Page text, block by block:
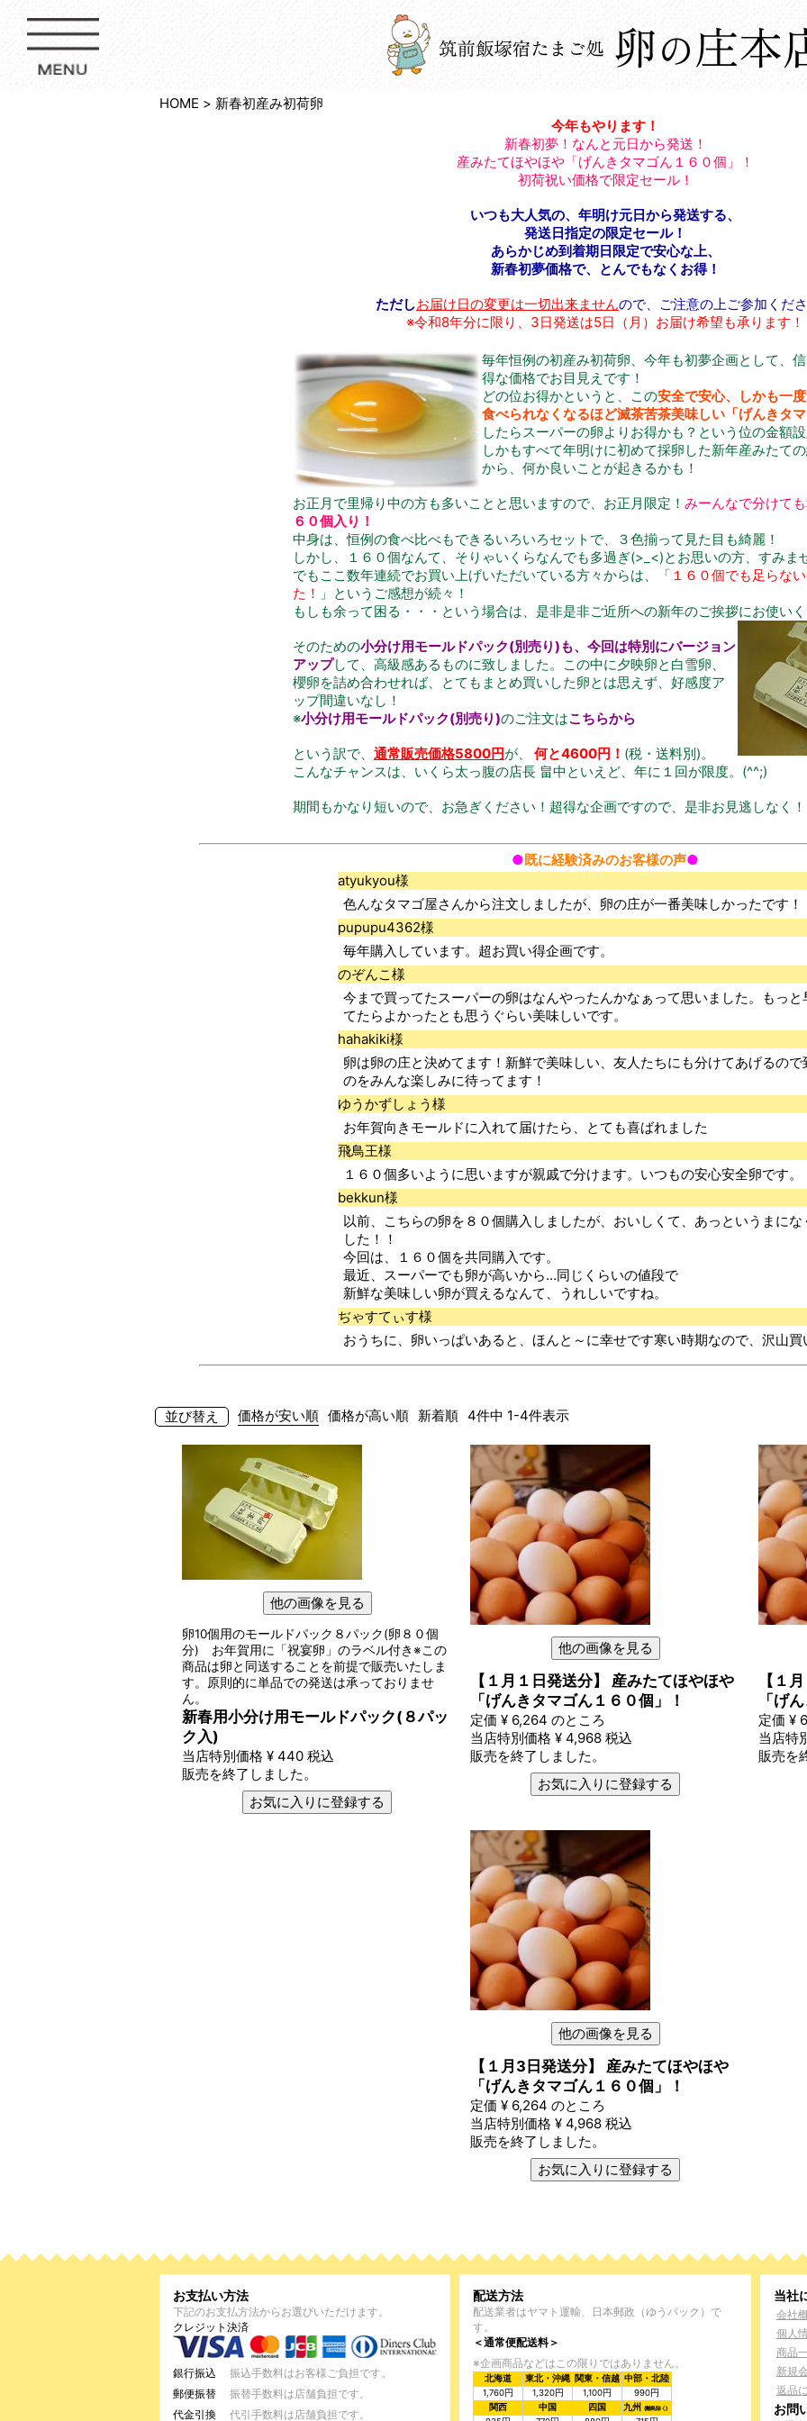
HOME
新春初産み初荷卵
今年もやります！
新春初夢！なんと元日から発送！
産みたてほやほや「げんきタマゴん１６０個」！
初荷祝い価格で限定セール！
いつも大人気の、年明け元日から発送する、
発送日指定の限定セール！
あらかじめ到着期日限定で安心な上、
新春初夢価格で、とんでもなくお得！
ただしお届け日の変更は一切出来ませんので、ご注意の上ご参加くださ
※令和8年分に限り、3日発送は5日（月）お届け希望も承ります！
毎年恒例の初産み初荷卵、今年も初夢企画として、
得な価格でお目見えです！
どの位お得かというと、この安全で安心、しかも一
食べられなくなるほど滅茶苦茶美味しい「げんきタマ
したらスーパーの卵よりお得かも？という位の金額
しかもすべて年明けに初めて採卵した新年産みたて
から、何か良いことが起きるかも！
お正月で里帰り中の方も多いことと思いますので、お正月限定！ みーんなで分けて
６０個入り！
中身は、恒例の食べ比べもできるいろいろセットで、３色揃って見た目も綺麗！
しかし、１６０個なんて、そりゃいくらなんでも多過ぎ(>_<)とお思いの方、すみま
でもここ数年連続でお買い上げいただいている方々からは、「 １６０個でも足らな
た！ 」というご感想が続々！
もしも余って困る・・・という場合は、是非是非ご近所への新年のご挨拶にお使いく
そのための小分け用モールドパック(別売り)も、今回は特別にバージョン
アップして、高級感あるものに致しました。この中に夕映卵と白雪卵、
櫻卵を詰め合わせれば、とてもまとめ買いした卵とは思えず、好感度ア
ップ間違いなし！
※小分け用モールドパック(別売り)のご注文はこちらから
という訳で、 通常販売価格5800円が、 何と4600円！ (税・送料別)。
こんなチャンスは、いくら太っ腹の店長 畠中といえど、年に１回が限度。(^^;)
期間もかなり短いので、お急ぎください！超得な企画ですので、是非お見逃しなく！
●既に経験済みのお客様の声●
atyukyou様
色んなタマゴ屋さんから注文しましたが、卵の庄が一番美味しかったです！
pupupu4362様
毎年購入しています。超お買い得企画です。
のぞんこ様
今まで買ってたスーパーの卵はなんやったんかなぁって思いました。もっと
てたらよかったとも思うぐらい美味しいです。
hahakiki様
卵は卵の庄と決めてます！新鮮で美味しい、友人たちにも分けてあげるので
のをみんな楽しみに待ってます！
ゆうかずしょう様
お年賀向きモールドに入れて届けたら、とても喜ばれました
飛鳥王様
１６０個多いように思いますが親戚で分けます。いつもの安心安全卵です。
bekkun様
以前、こちらの卵を８０個購入しましたが、おいしくて、あっというまにな
した！！
今回は、１６０個を共同購入です。
最近、スーパーでも卵が高いから…同じくらいの値段で
新鮮な美味しい卵が買えるなんて、うれしいですね。
ぢゃすてぃす様
おうちに、卵いっぱいあると、ほんと～に幸せです寒い時期なので、沢山買
並び替え 価格が安い順 価格が高い順 新着順 4件中 1-4件表示
他の画像を見る
卵10個用のモールドパック８パック(卵８０個
分) お年賀用に「祝宴卵」のラベル付き※この
商品は卵と同送することを前提で販売いたしま
す。原則的に単品での発送は承っておりませ
ん。
新春用小分け用モールドパック(８パッ
ク入)
当店特別価格 ¥ 440 税込
販売を終了しました。
お気に入りに登録する
他の画像を見る
【１月１日発送分】 産みたてほやほや
「げんきタマゴん１６０個」！
定価 ¥ 6,264 のところ
当店特別価格 ¥ 4,968 税込
販売を終了しました。
お気に入りに登録する
【１
「げ
定価 ¥
当店特
販売を
他の画像を見る
【１月3日発送分】 産みたてほやほや
「げんきタマゴん１６０個」！
定価 ¥ 6,264 のところ
当店特別価格 ¥ 4,968 税込
販売を終了しました。
お気に入りに登録する
お支払い方法
下記のお支払方法からお選びいただけます。
クレジット決済
銀行振込
振込手数料はお客様ご負担です。
郵便振替
振替手数料は店舗負担です。
代金引換
代引手数料は店舗負担です。
配送方法
配送業者はヤマト運輸、日本郵政（ゆうパック）で
す。
＜通常便配送料＞
※企画商品などはこの限りではありません。
北海道 東北・沖縄 関東・信越 中部・北陸
1,760円
1,320円 1,100円
990円
関西
中国 四国 九州 (離島除く)
当社
会社
個人
商品
新規
返品
お問